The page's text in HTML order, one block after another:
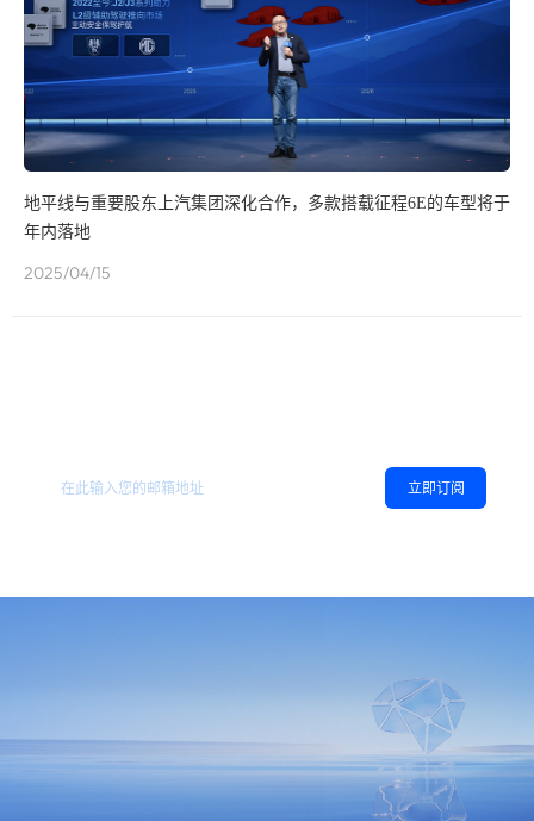
地平线与重要股东上汽集团深化合作，多款搭载征程6E的车型将于
年内落地
2025/04/15
立即订阅